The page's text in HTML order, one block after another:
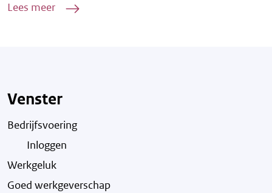
Lees meer
Venster
Bedrijfsvoering
Inloggen
Werkgeluk
Goed werkgeverschap